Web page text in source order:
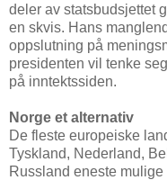
deler av statsbudsjettet
en skvis. Hans
oppslutning på
presidenten vil tenke
på inntektssiden.
Norge et alternativ
De fleste europeiske
Tyskland, Nederland,
Russland eneste